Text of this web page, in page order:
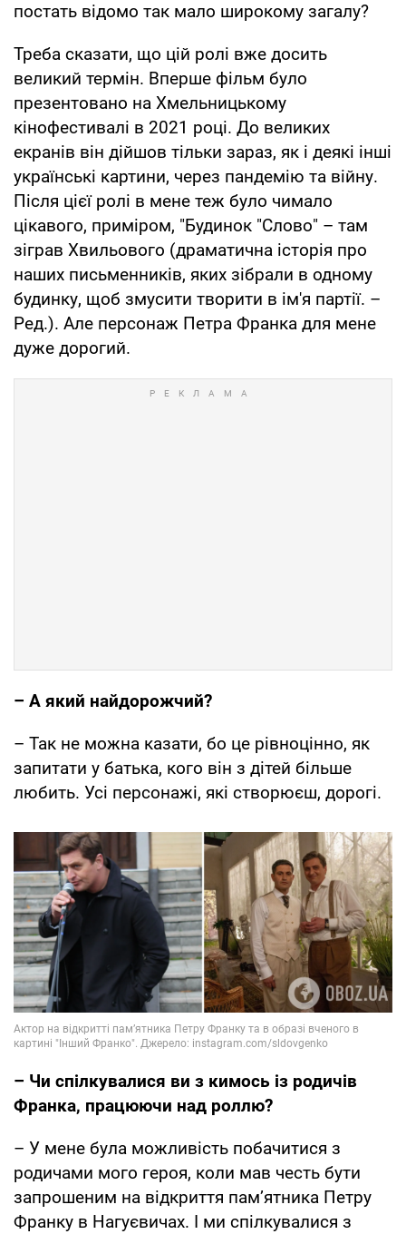
постать відомо так мало широкому загалу?
Треба сказати, що цій ролі вже досить
великий термін. Вперше фільм було
презентовано на Хмельницькому
кінофестивалі в 2021 році. До великих
екранів він дійшов тільки зараз, як і деякі інші
українські картини, через пандемію та війну.
Після цієї ролі в мене теж було чимало
цікавого, приміром, "Будинок "Слово" – там
зіграв Хвильового (драматична історія про
наших письменників, яких зібрали в одному
будинку, щоб змусити творити в ім'я партії. –
Ред.). Але персонаж Петра Франка для мене
дуже дорогий.
– А який найдорожчий?
– Так не можна казати, бо це рівноцінно, як
запитати у батька, кого він з дітей більше
любить. Усі персонажі, які створюєш, дорогі.
– Чи спілкувалися ви з кимось із родичів
Франка, працюючи над роллю?
– У мене була можливість побачитися з
родичами мого героя, коли мав честь бути
запрошеним на відкриття пам’ятника Петру
Франку в Нагуєвичах. І ми спілкувалися з